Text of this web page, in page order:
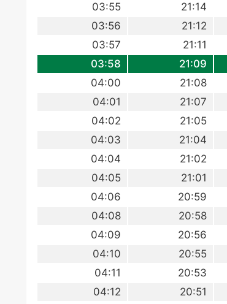
21:14
03:55
21:12
03:56
21:11
03:57
21:09
03:58
21:08
04:00
21:07
04:01
21:05
04:02
21:04
04:03
21:02
04:04
21:01
04:05
20:59
04:06
20:58
04:08
20:56
04:09
20:55
04:10
20:53
04:11
20:51
04:12